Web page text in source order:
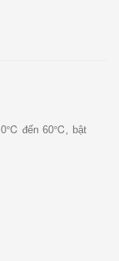
0℃ đến 60℃, bật